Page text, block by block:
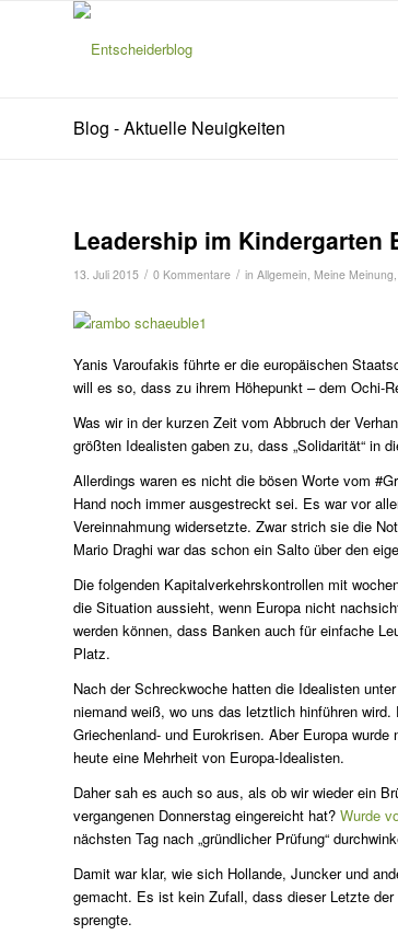
Blog - Aktuelle Neuigkeiten
Leadership im Kindergarten
13. Juli 2015 / 0 Kommentare / in Allgemein, Meine Meinung,
Yanis Varoufakis führte er die europäischen
will es so, dass zu ihrem Höhepunkt – dem Ochi-
Was wir in der kurzen Zeit vom Abbruch der
größten Idealisten gaben zu, dass „Solidarität“ in
Allerdings waren es nicht die bösen Worte vom
Hand noch immer ausgestreckt sei. Es war vor
Vereinnahmung widersetzte. Zwar strich sie die
Mario Draghi war das schon ein Salto über den
Die folgenden Kapitalverkehrskontrollen mit
die Situation aussieht, wenn Europa nicht
werden können, dass Banken auch für einfache
Platz.
Nach der Schreckwoche hatten die Idealisten
niemand weiß, wo uns das letztlich hinführen
Griechenland- und Eurokrisen. Aber Europa
heute eine Mehrheit von Europa-Idealisten.
Daher sah es auch so aus, als ob wir wieder ein
vergangenen Donnerstag eingereicht hat? Wurde
nächsten Tag nach „gründlicher Prüfung“
Damit war klar, wie sich Hollande, Juncker und
gemacht. Es ist kein Zufall, dass dieser Letzte
sprengte.